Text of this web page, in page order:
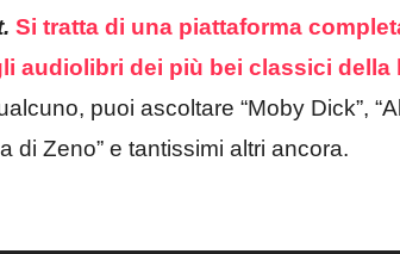
Si tratta di una piattaforma
audiolibri dei più bei classici della
puoi ascoltare “Moby Dick”,
di Zeno” e tantissimi altri ancora.